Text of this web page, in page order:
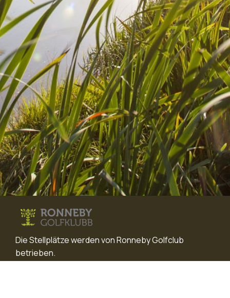
Die Stellplätze werden von Ronneby Golfclub
betrieben.